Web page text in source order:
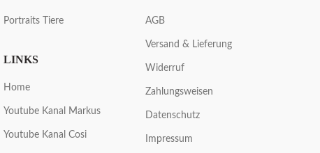
Portraits Tiere
LINKS
Home
Youtube Kanal Markus
Youtube Kanal Cosi
AGB
Versand & Lieferung
Widerruf
Zahlungsweisen
Datenschutz
Impressum